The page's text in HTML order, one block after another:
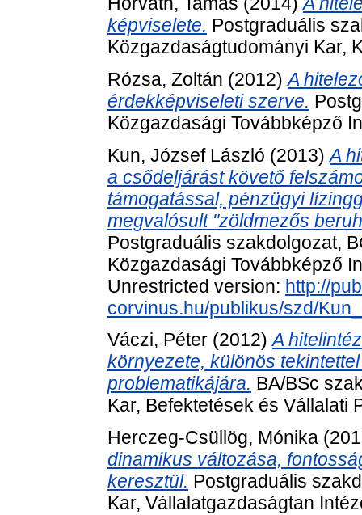
képviselete. Postgraduális
Közgazdaságtudományi Kar,
Rózsa, Zoltán (2012)A
érdekképviseleti szerve.
Közgazdasági Továbbképző
Kun, József László (2013)A
a csődeljárást követő
támogatással, pénzügyi
megvalósult "zöldmezős
Postgraduális szakdolgozat,
Közgazdasági Továbbképző
Unrestricted version: http://
corvinus.hu/publikus/szd/
Váczi, Péter (2012)A
környezete, különös
problematikájára. BA/BSc
Kar, Befektetések és Vállalati
Herczeg-Csüllög, Mónika
dinamikus változása,
keresztül. Postgraduális
Kar, Vállalatgazdaságtan